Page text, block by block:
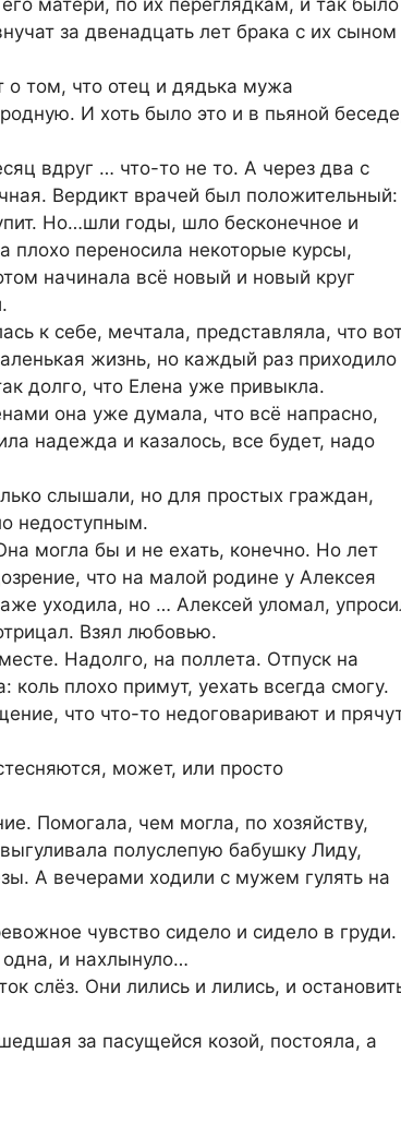
за двенадцать лет брака с их сыном
о том, что отец и дядька мужа
И хоть было это и в пьяной
вдруг … что-то не то. А через два с
Вердикт врачей был положительный:
Но…шли годы, шло бесконечное и
переносила некоторые курсы,
начинала всё новый и новый круг
к себе, мечтала, представляла, что
жизнь, но каждый раз приходило
долго, что Елена уже привыкла.
она уже думала, что всё напрасно,
надежда и казалось, все будет, надо
слышали, но для простых граждан,
недоступным.
могла бы и не ехать, конечно. Но лет
что на малой родине у Алексея
уходила, но … Алексей уломал,
Взял любовью.
Надолго, на поллета. Отпуск на
плохо примут, уехать всегда смогу.
что что-то недоговаривают и
может, или просто
Помогала, чем могла, по хозяйству,
полуслепую бабушку Лиду,
А вечерами ходили с мужем гулять на
чувство сидело и сидело в груди.
и нахлынуло…
слёз. Они лились и лились, и
за пасущейся козой, постояла, а